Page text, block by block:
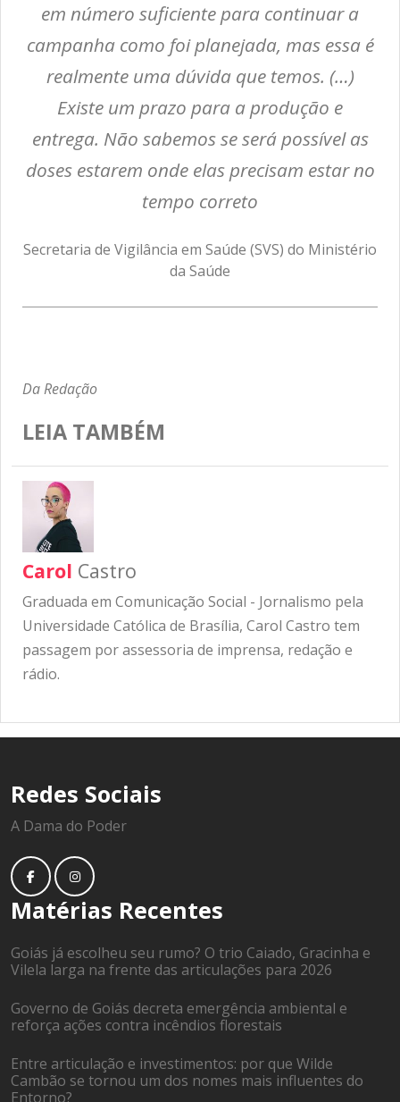
em número suficiente para continuar a
campanha como foi planejada, mas essa é
realmente uma dúvida que temos. (…)
Existe um prazo para a produção e
entrega. Não sabemos se será possível as
doses estarem onde elas precisam estar no
tempo correto
Secretaria de Vigilância em Saúde (SVS) do Ministério
da Saúde
Da Redação
LEIA TAMBÉM
Carol Castro
Graduada em Comunicação Social - Jornalismo pela
Universidade Católica de Brasília, Carol Castro tem
passagem por assessoria de imprensa, redação e
rádio.
Redes Sociais
A Dama do Poder
Matérias Recentes
Goiás já escolheu seu rumo? O trio Caiado, Gracinha e
Vilela larga na frente das articulações para 2026
Governo de Goiás decreta emergência ambiental e
reforça ações contra incêndios florestais
Entre articulação e investimentos: por que Wilde
Cambão se tornou um dos nomes mais influentes do
Entorno?